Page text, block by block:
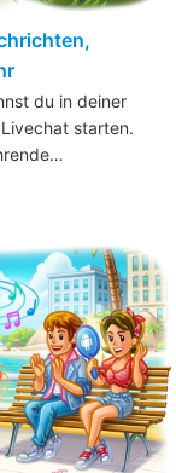
du in deiner
starten.